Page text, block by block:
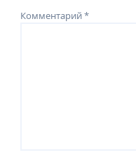
Комментарий*